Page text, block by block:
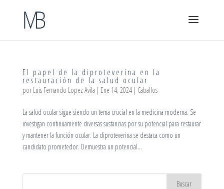
El papel de la diproteverina en la
restauración de la salud ocular
por Luis Fernando Lopez Avila | Ene 14, 2024| Caballos
La salud ocular sigue siendo un tema crucial en la medicina moderna. Se
investigan continuamente diversas sustancias por su potencial para restaurar
y mantener la función ocular. La diproteverina se destaca como un
candidato prometedor. Demuestra un potencial...